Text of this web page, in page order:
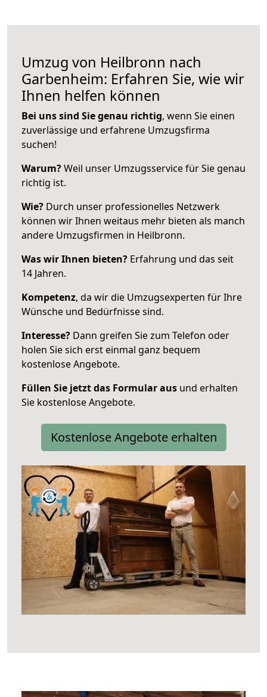
Umzug von Heilbronn nach
Garbenheim: Erfahren Sie, wie wir
Ihnen helfen können
Bei uns sind Sie genau richtig, wenn Sie einen
zuverlässige und erfahrene Umzugsfirma
suchen!
Warum?Weil unser Umzugsservice für Sie genau
richtig ist.
Wie? Durch unser professionelles Netzwerk
können wir Ihnen weitaus mehr bieten als manch
andere Umzugsfirmen in Heilbronn.
Was wir Ihnen bieten? Erfahrung und das seit
14 Jahren.
Kompetenz, da wir die Umzugsexperten für Ihre
Wünsche und Bedürfnisse sind.
Interesse? Dann greifen Sie zum Telefon oder
holen Sie sich erst einmal ganz bequem
kostenlose Angebote.
Füllen Sie jetzt das Formular aus und erhalten
Sie kostenlose Angebote.
Kostenlose Angebote erhalten